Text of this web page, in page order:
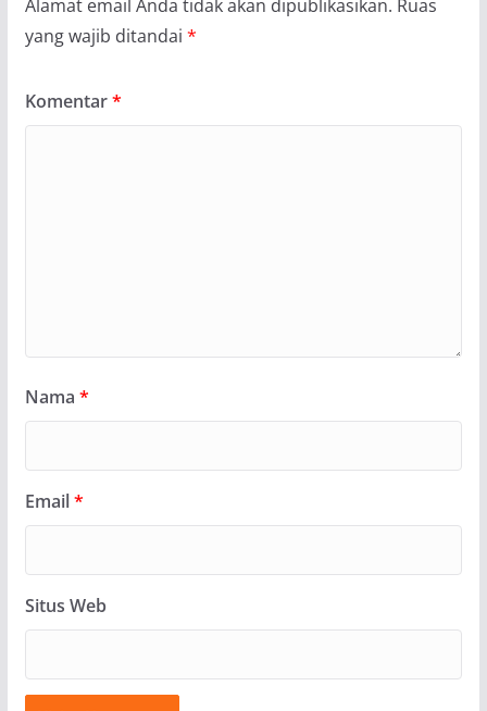
Alamat email Anda tidak akan dipublikasikan. Ruas
yang wajib ditandai *
Komentar*
Nama *
Email*
Situs Web